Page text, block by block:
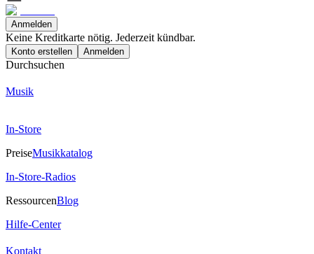
Anmelden
Keine Kreditkarte nötig. Jederzeit kündbar.
Konto erstellen Anmelden
Durchsuchen
Musik
In-Store
PreiseMusikkatalog
In-Store-Radios
RessourcenBlog
Hilfe-Center
Kontakt